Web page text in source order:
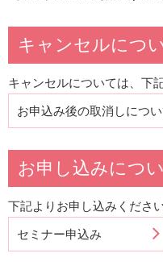
キャンセルにつ
キャンセルについては、下
お申込み後の取消しについ
お申し込みにつ
下記よりお申し込みください
セミナー申込み